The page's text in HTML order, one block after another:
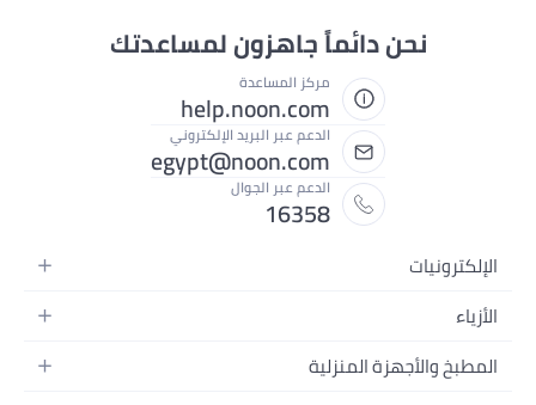
نحن دائماً جاهزون لمساعدتك
مركز المساعدة
help.noon.com
الدعم عبر البريد الإلكتروني
egypt@noon.com
الدعم عبر الجوال
16358
الإلكترونيات
الهواتف المتحركة
أجهزة الكمبيوتر المحمولة
الأزياء
أزياء نسائية
المطبخ والأجهزة المنزلية